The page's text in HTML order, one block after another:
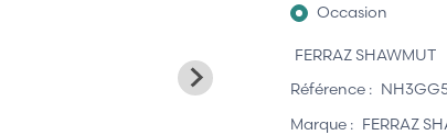
Occasion
FERRAZ SHAWMUT
Référence :
Marque : FERRAZ